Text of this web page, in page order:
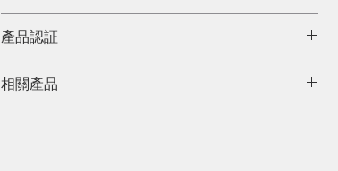
不用斬24棵樹
減少33%用電量
減少49%用水
減少39%固體廢物
產品認証
相關產品